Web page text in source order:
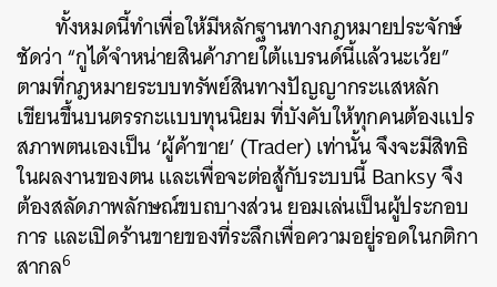
ทั้งหมดนี้ทำเพื่อให้มีหลักฐานทางกฎหมายประจักษ์
ชัดว่า “กูได้จำหน่ายสินค้าภายใต้แบรนด์นี้แล้วนะเว้ย”
ตามที่กฎหมายระบบทรัพย์สินทางปัญญากระแสหลัก
เขียนขึ้นบนตรรกะแบบทุนนิยม ที่บังคับให้ทุกคนต้องแปร
สภาพตนเองเป็น ‘ผู้ค้าขาย’ (Trader) เท่านั้น จึงจะมีสิทธิ
ในผลงานของตน และเพื่อจะต่อสู้กับระบบนี้ Banksy จึง
ต้องสลัดภาพลักษณ์ขบถบางส่วน ยอมเล่นเป็นผู้ประกอบ
การ และเปิดร้านขายของที่ระลึกเพื่อความอยู่รอดในกติกา
สากล6